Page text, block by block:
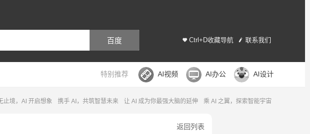
Ctrl+D收藏导航 联系我们
百度
特别推荐 AI视频 AI办公 AI设计
止境，AI 开启想象 携手 AI，共筑智慧未来 让 AI 成为你最强大脑的延伸 乘 AI 之翼，探索智能宇宙
返回列表